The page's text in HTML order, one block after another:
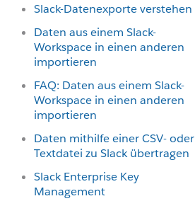
Slack-Datenexporte verstehen
Daten aus einem Slack-
Workspace in einen anderen
importieren
FAQ: Daten aus einem Slack-
Workspace in einen anderen
importieren
Daten mithilfe einer CSV- oder
Textdatei zu Slack übertragen
Slack Enterprise Key
Management